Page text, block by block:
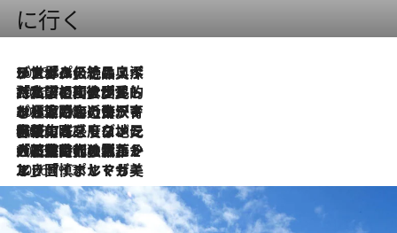
に行く
2026.8.8
リスボンの絶品スイーツ「パステル・デ・ナタ」とは？ポルトガル伝統の奥深い世界へ
2026.7.27
「私の祖国はポルトガル語です」国民的詩人フェルナンド・ペソアと、彼が愛した文学の街を歩く
2026.7.26
ポルトガル近海が育む極上の海の幸。キリリと冷えた白ワインと愉しむ、シーフード専門店の贅沢
2026.7.22
伝統の味をモダンに昇華。高感度な地元客が集う、リスボンの最旬ガストロノミー
2026.7.21
大航海時代の栄華から、震災、独裁、そして革命へ。ポルトガル・首都リスボンの石畳に刻まれた「歴史の光と影」
2026.7.13
エッセイ・ヤマザキマリ「慎ましくも美しき国 ポルトガル」